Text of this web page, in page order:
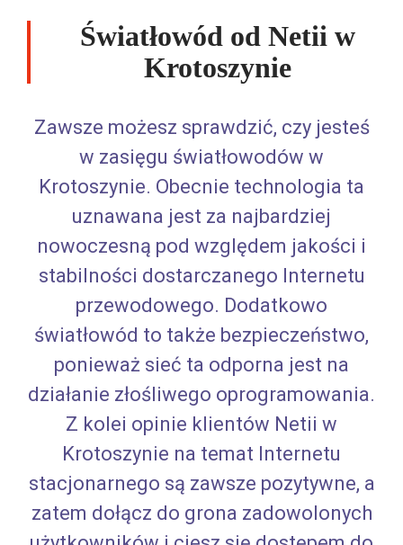
Światłowód od Netii w
Krotoszynie
Zawsze możesz sprawdzić, czy jesteś
w zasięgu światłowodów w
Krotoszynie. Obecnie technologia ta
uznawana jest za najbardziej
nowoczesną pod względem jakości i
stabilności dostarczanego Internetu
przewodowego. Dodatkowo
światłowód to także bezpieczeństwo,
ponieważ sieć ta odporna jest na
działanie złośliwego oprogramowania.
Z kolei opinie klientów Netii w
Krotoszynie na temat Internetu
stacjonarnego są zawsze pozytywne, a
zatem dołącz do grona zadowolonych